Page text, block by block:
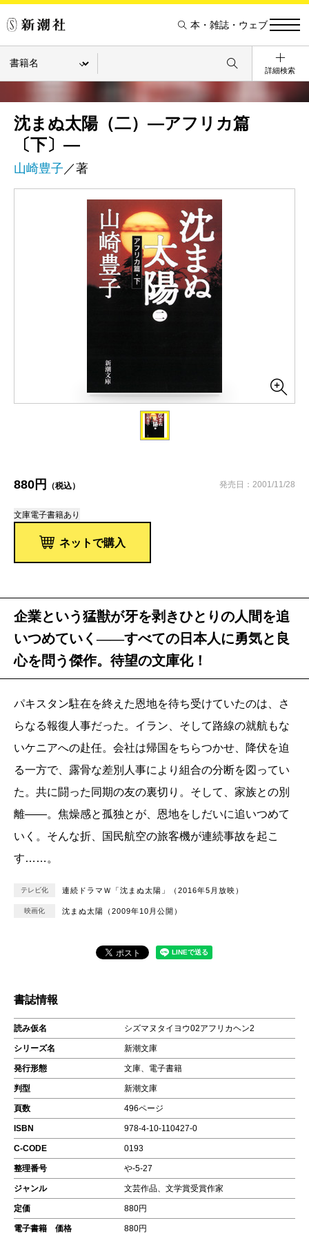
本・雑誌・ウェブ
詳細検索
沈まぬ太陽（二）―アフリカ篇
〔下〕―
山崎豊子 ／著
880円 （税込） 発売日：2001/11/28
文庫電子書籍あり
ネットで購入
企業という猛獣が牙を剥きひとりの人間を追
いつめていく――すべての日本人に勇気と良
心を問う傑作。待望の文庫化！
パキスタン駐在を終えた恩地を待ち受けていたのは、さ
らなる報復人事だった。イラン、そして路線の就航もな
いケニアへの赴任。会社は帰国をちらつかせ、降伏を迫
る一方で、露骨な差別人事により組合の分断を図ってい
た。共に闘った同期の友の裏切り。そして、家族との別
離――。焦燥感と孤独とが、恩地をしだいに追いつめて
いく。そんな折、国民航空の旅客機が連続事故を起こ
す……。
テレビ化 連続ドラマＷ「沈まぬ太陽」（2016年5月放映）
映画化 沈まぬ太陽（2009年10月公開）
書誌情報
読み仮名 シズマヌタイヨウ02アフリカヘン2
シリーズ名 新潮文庫
発行形態 文庫、電子書籍
判型 新潮文庫
頁数 496ページ
ISBN 978-4-10-110427-0
C-CODE 0193
整理番号 や-5-27
ジャンル 文芸作品、文学賞受賞作家
定価 880円
電子書籍 価格 880円